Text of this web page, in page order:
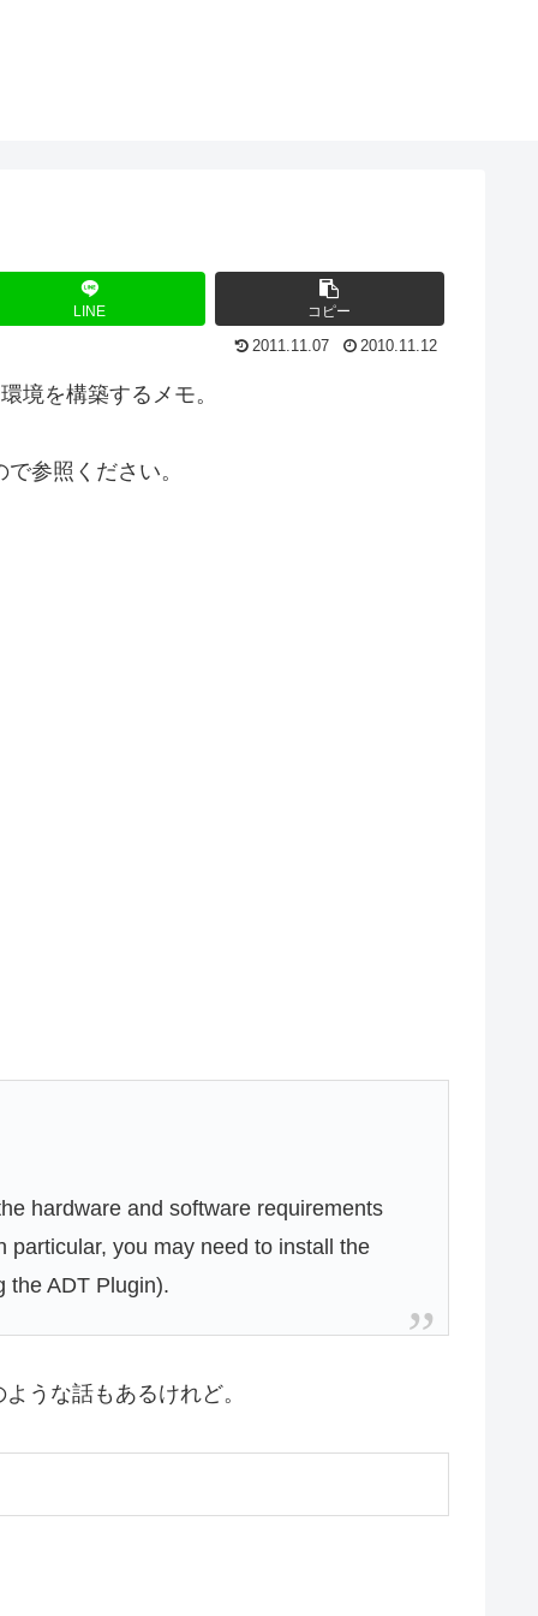
LINE コピー
2011.11.07 2010.11.12
境を構築するメモ。
参照ください。
hardware and software requirements
particular, you may need to install the
the ADT Plugin).
うな話もあるけれど。